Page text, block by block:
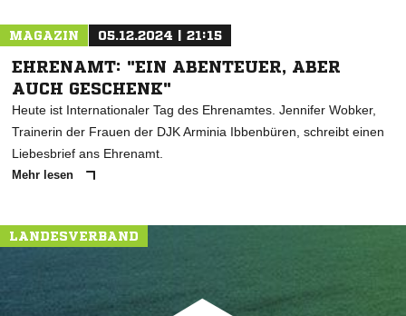
MAGAZIN 05.12.2024 | 21:15
EHRENAMT: "EIN ABENTEUER, ABER
AUCH GESCHENK"
Heute ist Internationaler Tag des Ehrenamtes. Jennifer Wobker,
Trainerin der Frauen der DJK Arminia Ibbenbüren, schreibt einen
Liebesbrief ans Ehrenamt.
Mehr lesen
LANDESVERBAND